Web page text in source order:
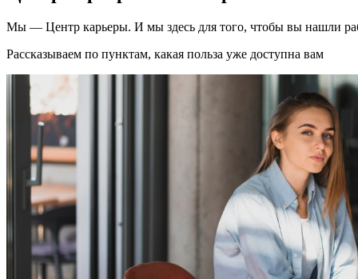
Мы — Центр карьеры. И мы здесь для того, чтобы вы нашли
Рассказываем по пунктам, какая польза уже доступна вам